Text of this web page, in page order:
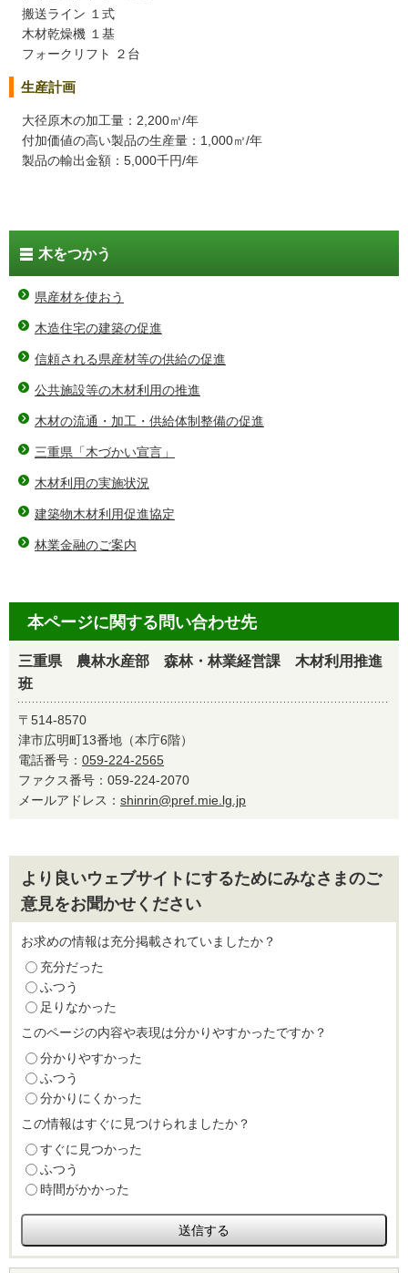
搬送ライン １式
木材乾燥機 １基
フォークリフト ２台
生産計画
大径原木の加工量：2,200㎥/年
付加価値の高い製品の生産量：1,000㎥/年
製品の輸出金額：5,000千円/年
木をつかう
県産材を使おう
木造住宅の建築の促進
信頼される県産材等の供給の促進
公共施設等の木材利用の推進
木材の流通・加工・供給体制整備の促進
三重県「木づかい宣言」
木材利用の実施状況
建築物木材利用促進協定
林業金融のご案内
本ページに関する問い合わせ先
三重県 農林水産部 森林・林業経営課 木材利用推進
班
〒514-8570
津市広明町13番地（本庁6階）
電話番号： 059-224-2565
ファクス番号：059-224-2070
メールアドレス： shinrin@pref.mie.lg.jp
より良いウェブサイトにするためにみなさまのご
意見をお聞かせください
お求めの情報は充分掲載されていましたか？
充分だった
ふつう
足りなかった
このページの内容や表現は分かりやすかったですか？
分かりやすかった
ふつう
分かりにくかった
この情報はすぐに見つけられましたか？
すぐに見つかった
ふつう
時間がかかった